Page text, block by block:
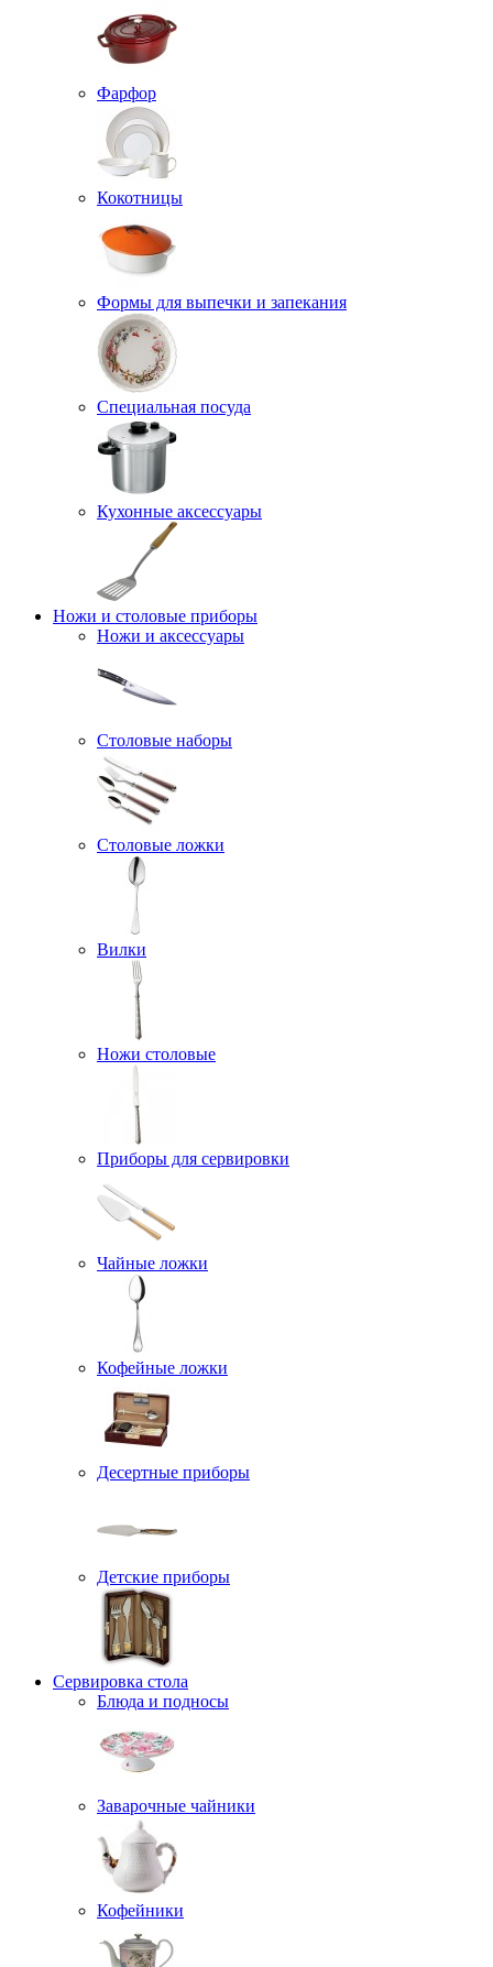
Фарфор
Кокотницы
Формы для выпечки и запекания
Специальная посуда
Кухонные аксессуары
Ножи и столовые приборы
Ножи и аксессуары
Столовые наборы
Столовые ложки
Вилки
Ножи столовые
Приборы для сервировки
Чайные ложки
Кофейные ложки
Десертные приборы
Детские приборы
Сервировка стола
Блюда и подносы
Заварочные чайники
Кофейники